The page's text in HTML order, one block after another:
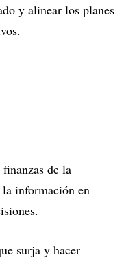
y alinear los planes
de la
información en
surja y hacer